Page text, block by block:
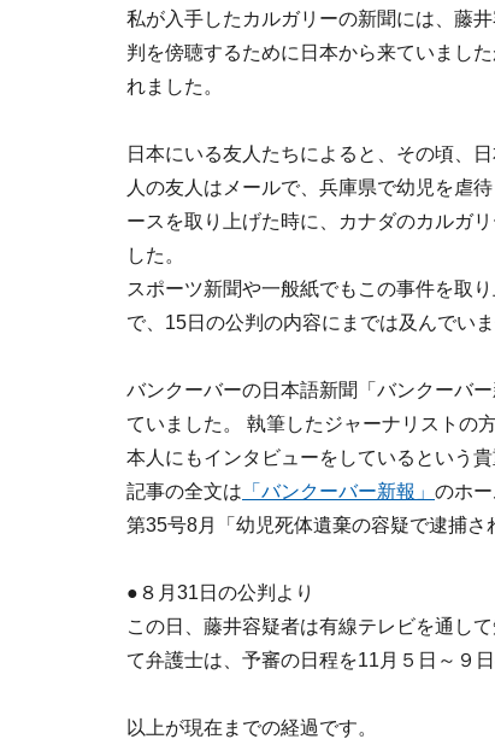
私が入手したカルガリーの新聞には、藤
判を傍聴するために日本から来ていまし
れました。
日本にいる友人たちによると、その頃、
人の友人はメールで、兵庫県で幼児を虐
ースを取り上げた時に、カナダのカルガ
した。
スポーツ新聞や一般紙でもこの事件を取
で、15日の公判の内容にまでは及んでいま
バンクーバーの日本語新聞「バンクーバ
ていました。 執筆したジャーナリストの
本人にもインタビューをしているという貴
記事の全文は 「バンクーバー新報」 のホ
第35号8月「幼児死体遺棄の容疑で逮捕さ
●８月31日の公判より
この日、藤井容疑者は有線テレビを通し
て弁護士は、予審の日程を11月５日～９
以上が現在までの経過です。